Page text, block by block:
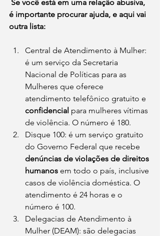
é importante procurar ajuda, e aqui vai
outra lista:
Central de Atendimento à Mulher:
é um serviço da Secretaria
Nacional de Políticas para as
Mulheres que oferece
atendimento telefônico gratuito e
confidencial para mulheres vítimas
de violência. O número é 180.
Disque 100: é um serviço gratuito
do Governo Federal que recebe
denúncias de violações de direitos
humanos em todo o país, inclusive
casos de violência doméstica. O
atendimento é 24 horas e o
número é 100.
Delegacias de Atendimento à
Mulher (DEAM): são delegacias